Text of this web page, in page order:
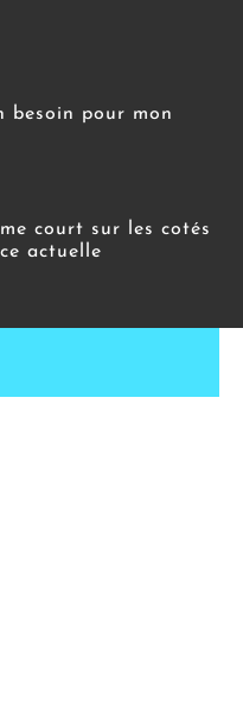
besoin pour mon
court sur les cotés
actuelle